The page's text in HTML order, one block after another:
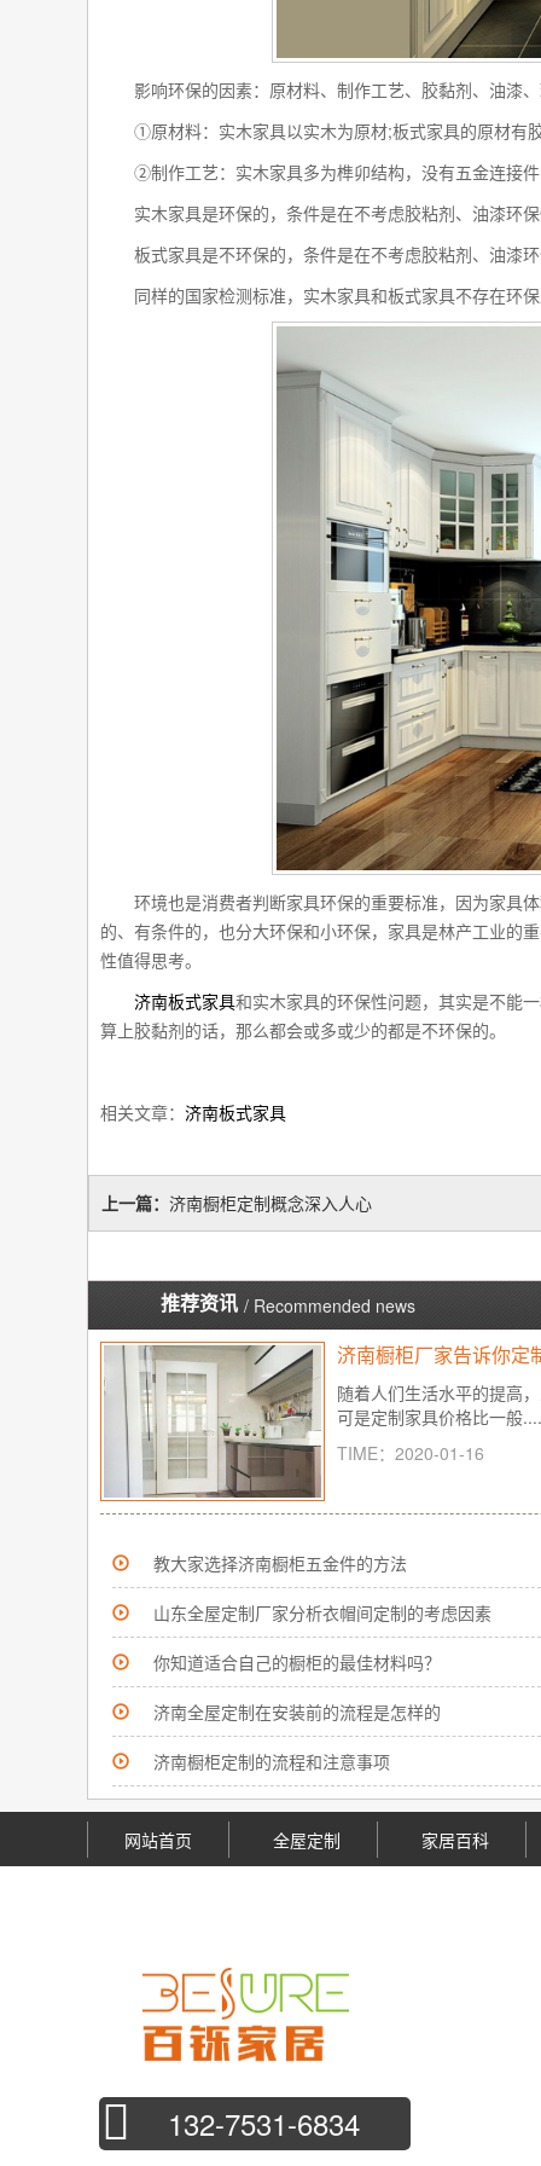
影响环保的因素：原材料、制作工艺、胶黏剂、油漆
①原材料：实木家具以实木为原材;板式家具的原材有
②制作工艺：实木家具多为榫卯结构，没有五金连接件
实木家具是环保的，条件是在不考虑胶粘剂、油漆环
板式家具是不环保的，条件是在不考虑胶粘剂、油漆
同样的国家检测标准，实木家具和板式家具不存在环
环境也是消费者判断家具环保的重要标准，因为家具体
的、有条件的，也分大环保和小环保，家具是林产工业的
性值得思考。
济南板式家具和实木家具的环保性问题，其实是不能
算上胶黏剂的话，那么都会或多或少的都是不环保的。
相关文章： 济南板式家具
上一篇： 济南橱柜定制概念深入人心
推荐资讯 / Recommended news
济南橱柜厂家告诉你定
随着人们生活水平的提高
可是定制家具价格比一般
TIME：2020-01-16
教大家选择济南橱柜五金件的方法
山东全屋定制厂家分析衣帽间定制的考虑因素
你知道适合自己的橱柜的最佳材料吗？
济南全屋定制在安装前的流程是怎样的
济南橱柜定制的流程和注意事项
网站首页 全屋定制 家居百科
132-7531-6834